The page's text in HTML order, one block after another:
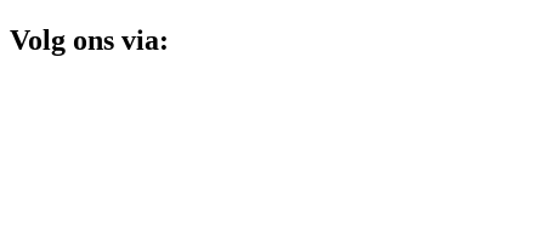
Volg ons via: